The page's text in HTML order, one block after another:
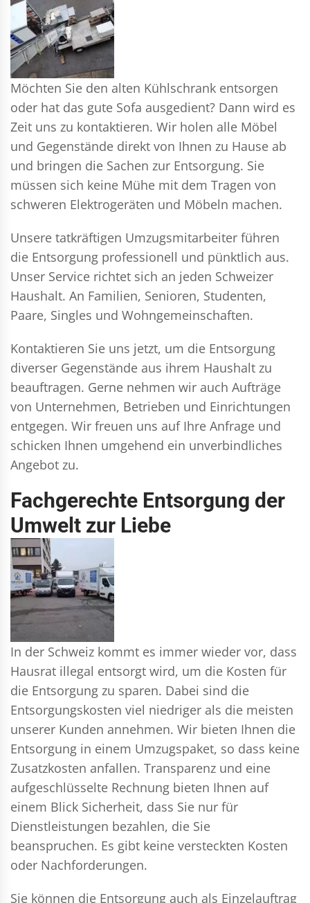
Möchten Sie den alten Kühlschrank entsorgen
oder hat das gute Sofa ausgedient? Dann wird es
Zeit uns zu kontaktieren. Wir holen alle Möbel
und Gegenstände direkt von Ihnen zu Hause ab
und bringen die Sachen zur Entsorgung. Sie
müssen sich keine Mühe mit dem Tragen von
schweren Elektrogeräten und Möbeln machen.
Unsere tatkräftigen Umzugsmitarbeiter führen
die Entsorgung professionell und pünktlich aus.
Unser Service richtet sich an jeden Schweizer
Haushalt. An Familien, Senioren, Studenten,
Paare, Singles und Wohngemeinschaften.
Kontaktieren Sie uns jetzt, um die Entsorgung
diverser Gegenstände aus ihrem Haushalt zu
beauftragen. Gerne nehmen wir auch Aufträge
von Unternehmen, Betrieben und Einrichtungen
entgegen. Wir freuen uns auf Ihre Anfrage und
schicken Ihnen umgehend ein unverbindliches
Angebot zu.
Fachgerechte Entsorgung der
Umwelt zur Liebe
In der Schweiz kommt es immer wieder vor, dass
Hausrat illegal entsorgt wird, um die Kosten für
die Entsorgung zu sparen. Dabei sind die
Entsorgungskosten viel niedriger als die meisten
unserer Kunden annehmen. Wir bieten Ihnen die
Entsorgung in einem Umzugspaket, so dass keine
Zusatzkosten anfallen. Transparenz und eine
aufgeschlüsselte Rechnung bieten Ihnen auf
einem Blick Sicherheit, dass Sie nur für
Dienstleistungen bezahlen, die Sie
beanspruchen. Es gibt keine versteckten Kosten
oder Nachforderungen.
Sie können die Entsorgung auch als Einzelauftrag